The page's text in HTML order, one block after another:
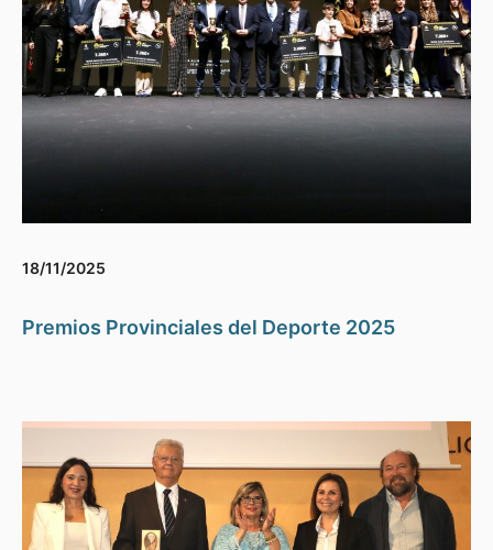
18/11/2025
Premios Provinciales del Deporte 2025